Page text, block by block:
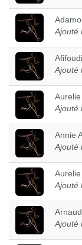
Ajouté
Ajouté
Aurelie
Ajouté
Annie
Ajouté
Ajouté
Ajouté